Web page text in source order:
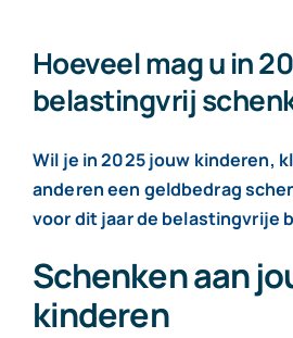
Werken bij
Contact
Hoeveel mag u in
belastingvrij
Wil je in 2025 jouw kinderen,
anderen een geldbedrag
voor dit jaar de belastingvrije
Schenken aan
kinderen